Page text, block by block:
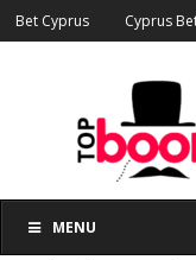
Bet Cyprus Cyprus
MENU